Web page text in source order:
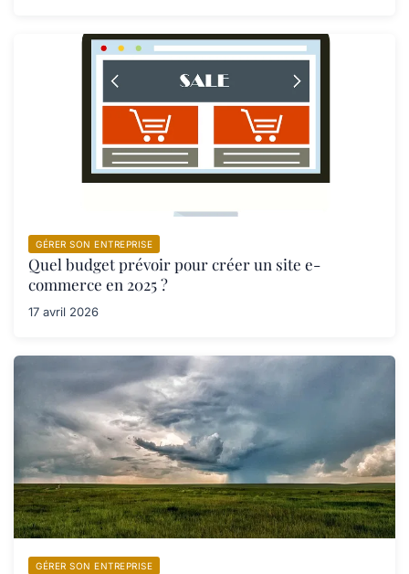
GÉRER SON ENTREPRISE
Quel budget prévoir pour créer un site e-
commerce en 2025 ?
17 avril 2026
GÉRER SON ENTREPRISE